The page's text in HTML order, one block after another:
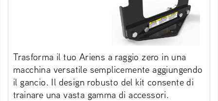
Trasforma il tuo Ariens a raggio zero in una
macchina versatile semplicemente aggiungendo
il gancio. Il design robusto del kit consente di
trainare una vasta gamma di accessori.